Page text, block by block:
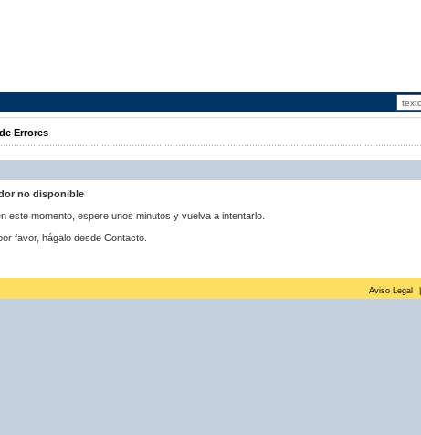
Errores
no disponible
este momento, espere unos minutos y vuelva a intentarlo.
favor, hágalo desde Contacto.
Aviso Legal